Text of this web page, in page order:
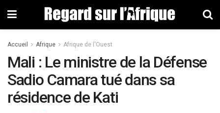
Accueil Afrique Afrique de l'Ouest
Mali : Le ministre de la Défense
Sadio Camara tué dans sa
résidence de Kati